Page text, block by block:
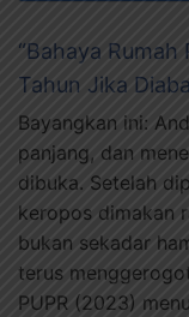
“Bahaya
Tahun Jika
Bayangkan ini:
panjang, dan
dibuka. Setelah
keropos dimakan
bukan sekadar
terus
PUPR (2023)